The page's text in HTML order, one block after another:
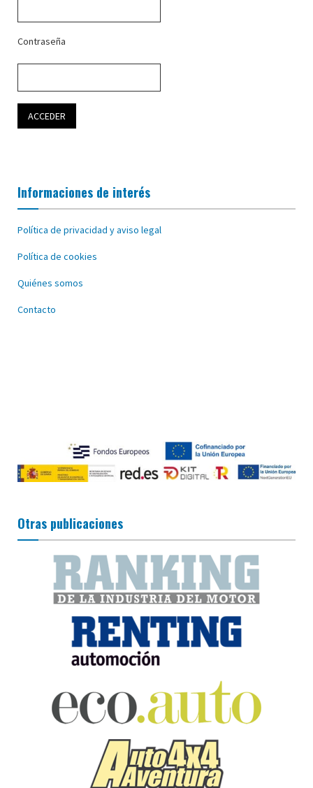
Contraseña
Informaciones de interés
Política de privacidad y aviso legal
Política de cookies
Quiénes somos
Contacto
Otras publicaciones